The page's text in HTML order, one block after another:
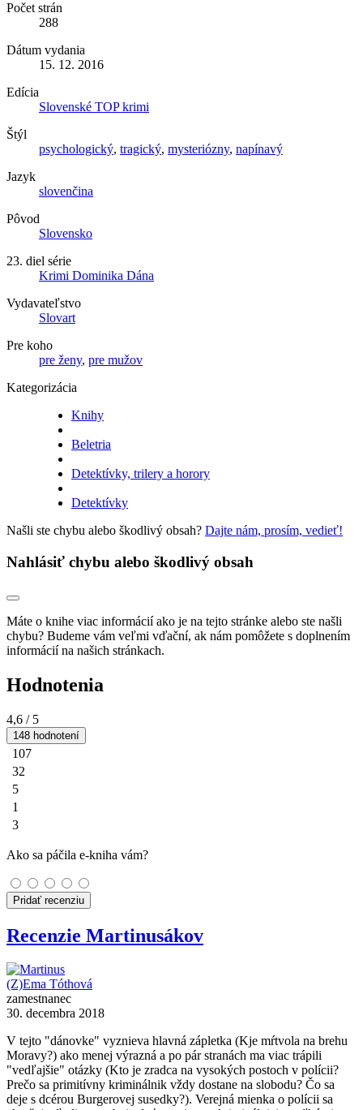
Počet strán
288
Dátum vydania
15. 12. 2016
Edícia
Slovenské TOP krimi
Štýl
psychologický, tragický, mysteriózny, napínavý
Jazyk
slovenčina
Pôvod
Slovensko
23. diel série
Krimi Dominika Dána
Vydavateľstvo
Slovart
Pre koho
pre ženy, pre mužov
Kategorizácia
Knihy
Beletria
Detektívky, trilery a horory
Detektívky
Našli ste chybu alebo škodlivý obsah? Dajte nám, prosím, vedieť!
Nahlásiť chybu alebo škodlivý obsah
Máte o knihe viac informácií ako je na tejto stránke alebo ste našli
chybu? Budeme vám veľmi vďační, ak nám pomôžete s doplnením
informácií na našich stránkach.
Hodnotenia
4,6 / 5
148 hodnotení
107
32
5
1
3
Ako sa páčila e-kniha vám?
Pridať recenziu
Recenzie Martinusákov
(Z)Ema Tóthová
zamestnanec
30. decembra 2018
V tejto "dánovke" vyznieva hlavná zápletka (Kje mŕtvola na brehu
Moravy?) ako menej výrazná a po pár stranách ma viac trápili
"vedľajšie" otázky (Kto je zradca na vysokých postoch v polícii?
Prečo sa primitívny kriminálnik vždy dostane na slobodu? Čo sa
deje s dcérou Burgerovej susedky?). Verejná mienka o polícii sa